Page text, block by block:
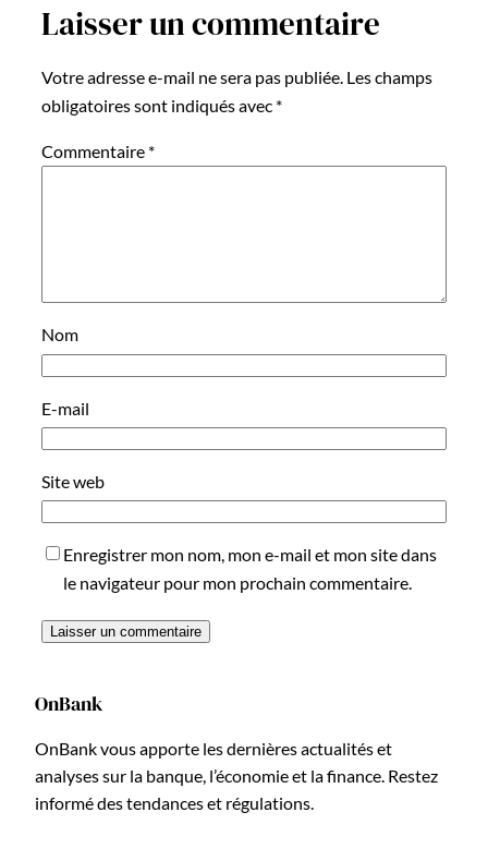
Laisser un commentaire
Votre adresse e-mail ne sera pas publiée. Les champs
obligatoires sont indiqués avec *
Commentaire *
Nom
E-mail
Site web
Enregistrer mon nom, mon e-mail et mon site dans
le navigateur pour mon prochain commentaire.
OnBank
OnBank vous apporte les dernières actualités et
analyses sur la banque, l’économie et la finance. Restez
informé des tendances et régulations.